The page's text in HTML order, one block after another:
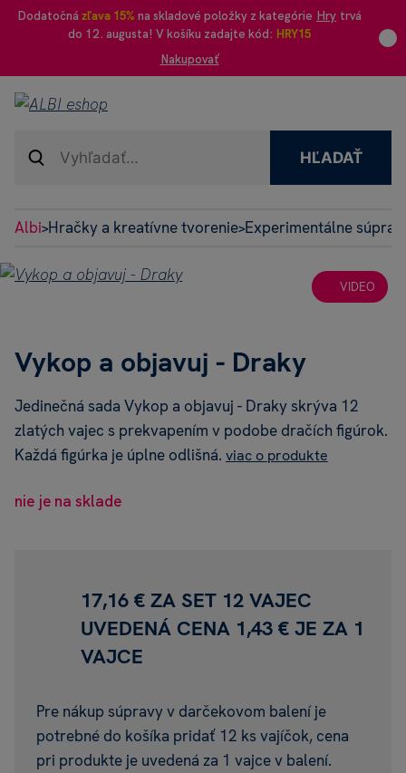
Dodatočná zľava 15% na skladové položky z kategórie Hry trvá
do 12. augusta! V košíku zadajte kód: HRY15
Nakupovať
HĽADAŤ
Albi>Hračky a kreatívne tvorenie>Experimentálne
VIDEO
Vykop a objavuj - Draky
Jedinečná sada Vykop a objavuj - Draky skrýva 12
zlatých vajec s prekvapením v podobe dračích figúrok.
Každá figúrka je úplne odlišná. viac o produkte
nie je na sklade
17,16 € ZA SET 12 VAJEC
UVEDENÁ CENA 1,43 € JE ZA 1
VAJCE
Pre nákup súpravy v darčekovom balení je
potrebné do košíka pridať 12 ks vajíčok, cena
pri produkte je uvedená za 1 vajce v balení.